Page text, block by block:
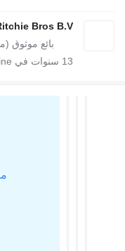
Ritchie Bros B.V.
سنوات في Autoline